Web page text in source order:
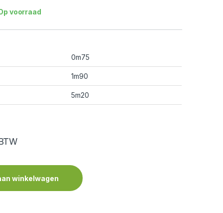
voorraad
0m75
1m90
5m20
winkelwagen